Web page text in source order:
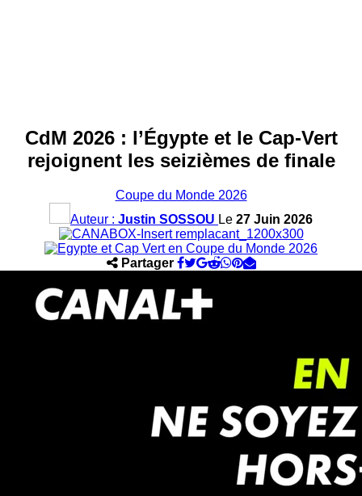
CdM 2026 : l’Égypte et le Cap-Vert
rejoignent les seizièmes de finale
Coupe du Monde 2026
Auteur : Justin SOSSOU Le 27 Juin 2026
Partager